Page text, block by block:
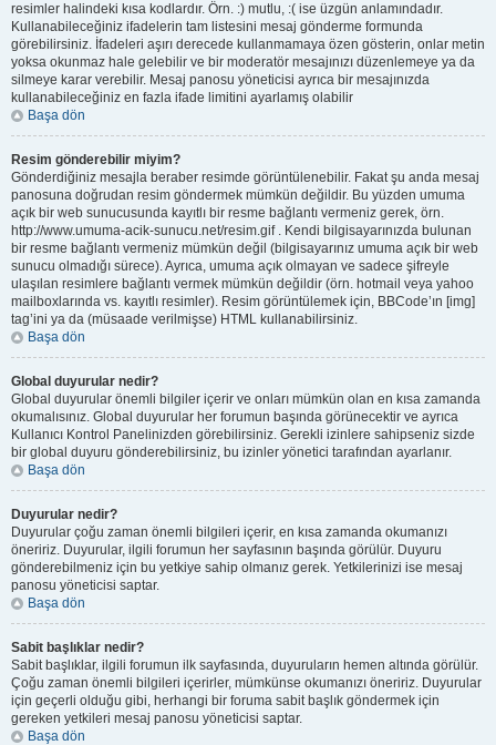
resimler halindeki kısa kodlardır. Örn. :) mutlu, :( ise üzgün anlamındadır.
Kullanabileceğiniz ifadelerin tam listesini mesaj gönderme formunda
görebilirsiniz. İfadeleri aşırı derecede kullanmamaya özen gösterin, onlar metin
yoksa okunmaz hale gelebilir ve bir moderatör mesajınızı düzenlemeye ya da
silmeye karar verebilir. Mesaj panosu yöneticisi ayrıca bir mesajınızda
kullanabileceğiniz en fazla ifade limitini ayarlamış olabilir
Başa dön
Resim gönderebilir miyim?
Gönderdiğiniz mesajla beraber resimde görüntülenebilir. Fakat şu anda mesaj
panosuna doğrudan resim göndermek mümkün değildir. Bu yüzden umuma
açık bir web sunucusunda kayıtlı bir resme bağlantı vermeniz gerek, örn.
http://www.umuma-acik-sunucu.net/resim.gif . Kendi bilgisayarınızda bulunan
bir resme bağlantı vermeniz mümkün değil (bilgisayarınız umuma açık bir web
sunucu olmadığı sürece). Ayrıca, umuma açık olmayan ve sadece şifreyle
ulaşılan resimlere bağlantı vermek mümkün değildir (örn. hotmail veya yahoo
mailboxlarında vs. kayıtlı resimler). Resim görüntülemek için, BBCode’ın [img]
tag’ini ya da (müsaade verilmişse) HTML kullanabilirsiniz.
Başa dön
Global duyurular nedir?
Global duyurular önemli bilgiler içerir ve onları mümkün olan en kısa zamanda
okumalısınız. Global duyurular her forumun başında görünecektir ve ayrıca
Kullanıcı Kontrol Panelinizden görebilirsiniz. Gerekli izinlere sahipseniz sizde
bir global duyuru gönderebilirsiniz, bu izinler yönetici tarafından ayarlanır.
Başa dön
Duyurular nedir?
Duyurular çoğu zaman önemli bilgileri içerir, en kısa zamanda okumanızı
öneririz. Duyurular, ilgili forumun her sayfasının başında görülür. Duyuru
gönderebilmeniz için bu yetkiye sahip olmanız gerek. Yetkilerinizi ise mesaj
panosu yöneticisi saptar.
Başa dön
Sabit başlıklar nedir?
Sabit başlıklar, ilgili forumun ilk sayfasında, duyuruların hemen altında görülür.
Çoğu zaman önemli bilgileri içerirler, mümkünse okumanızı öneririz. Duyurular
için geçerli olduğu gibi, herhangi bir foruma sabit başlık göndermek için
gereken yetkileri mesaj panosu yöneticisi saptar.
Başa dön